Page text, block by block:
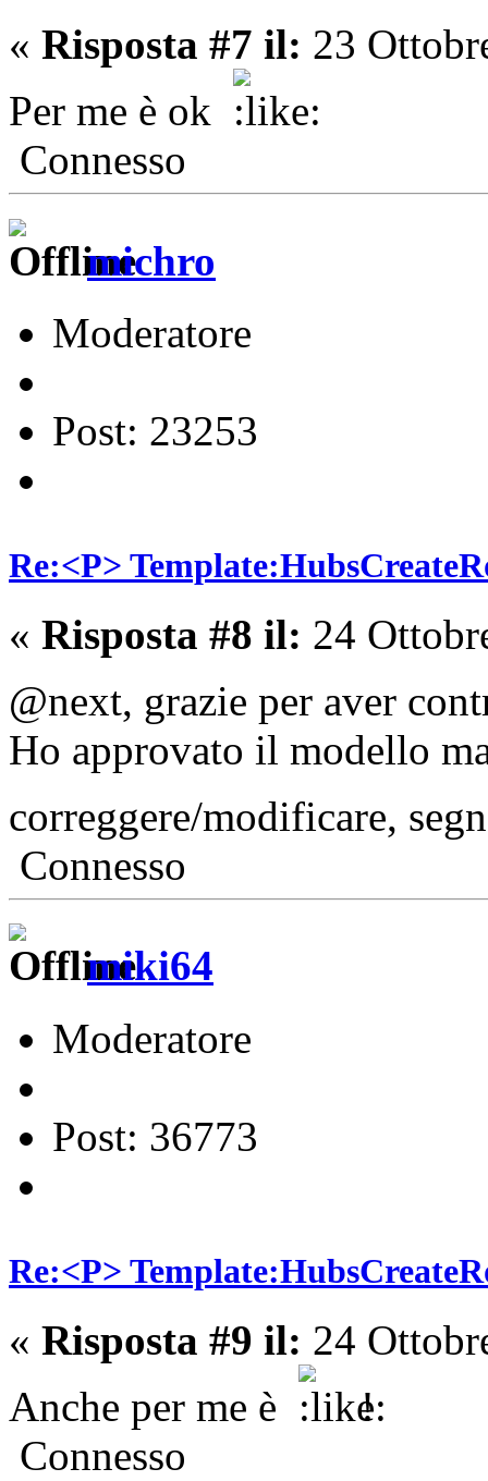
« Risposta #7 il: 23
Per me è ok
Connesso
michro
Moderatore
Post: 23253
Re:<P>
« Risposta #8 il: 24
@next, grazie per aver
Ho approvato il modello
correggere/modificare,
Connesso
miki64
Moderatore
Post: 36773
Re:<P>
« Risposta #9 il: 24
Anche per me è
!
Connesso